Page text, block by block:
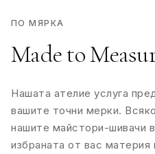
ПО МЯРКА
Made to
Нашата ателие услуга
вашите точни мерки.
нашите майстори-шивачи
избраната от вас материя